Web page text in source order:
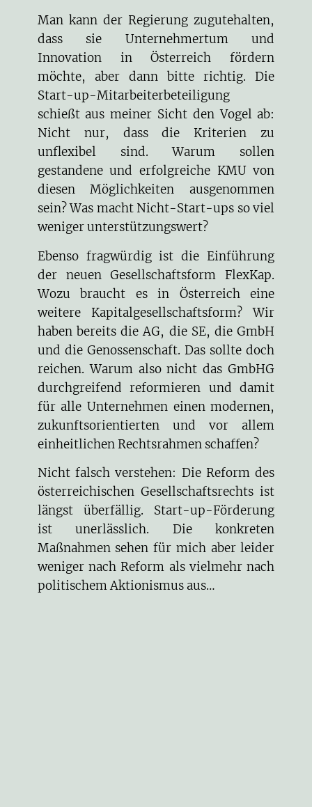
Man kann der Regierung zugutehalten,
dass sie Unternehmertum und
Innovation in Österreich fördern
möchte, aber dann bitte richtig. Die
Start-up-Mitarbeiterbeteiligung
schießt aus meiner Sicht den Vogel ab:
Nicht nur, dass die Kriterien zu
unflexibel sind. Warum sollen
gestandene und erfolgreiche KMU von
diesen Möglichkeiten ausgenommen
sein? Was macht Nicht-Start-ups so viel
weniger unterstützungswert?
Ebenso fragwürdig ist die Einführung
der neuen Gesellschaftsform FlexKap.
Wozu braucht es in Österreich eine
weitere Kapitalgesellschaftsform? Wir
haben bereits die AG, die SE, die GmbH
und die Genossenschaft. Das sollte doch
reichen. Warum also nicht das GmbHG
durchgreifend reformieren und damit
für alle Unternehmen einen modernen,
zukunftsorientierten und vor allem
einheitlichen Rechtsrahmen schaffen?
Nicht falsch verstehen: Die Reform des
österreichischen Gesellschaftsrechts ist
längst überfällig. Start-up-Förderung
ist unerlässlich. Die konkreten
Maßnahmen sehen für mich aber leider
weniger nach Reform als vielmehr nach
politischem Aktionismus aus…